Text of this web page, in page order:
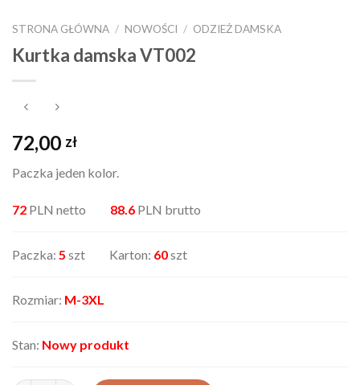
STRONA GŁÓWNA / NOWOŚCI / ODZIEŻ DAMSKA
Kurtka damska VT002
72,00 zł
Paczka jeden kolor.
72 PLN netto 88.6 PLN brutto
Paczka: 5 szt Karton: 60szt
Rozmiar: M-3XL
Stan: Nowy produkt